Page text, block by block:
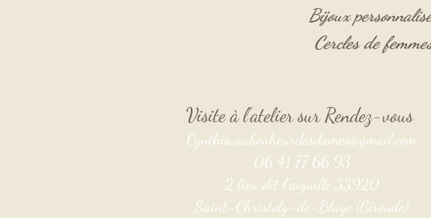
Bijoux
Cercles de
Visite à l'atelier sur Rendez-vous
Cynthia.aubonheurdesdames@gmail.com
06 41 77 66 93
2 lieu dit l'aiguille 33920
Saint-Christoly-de-Blaye (Gironde)